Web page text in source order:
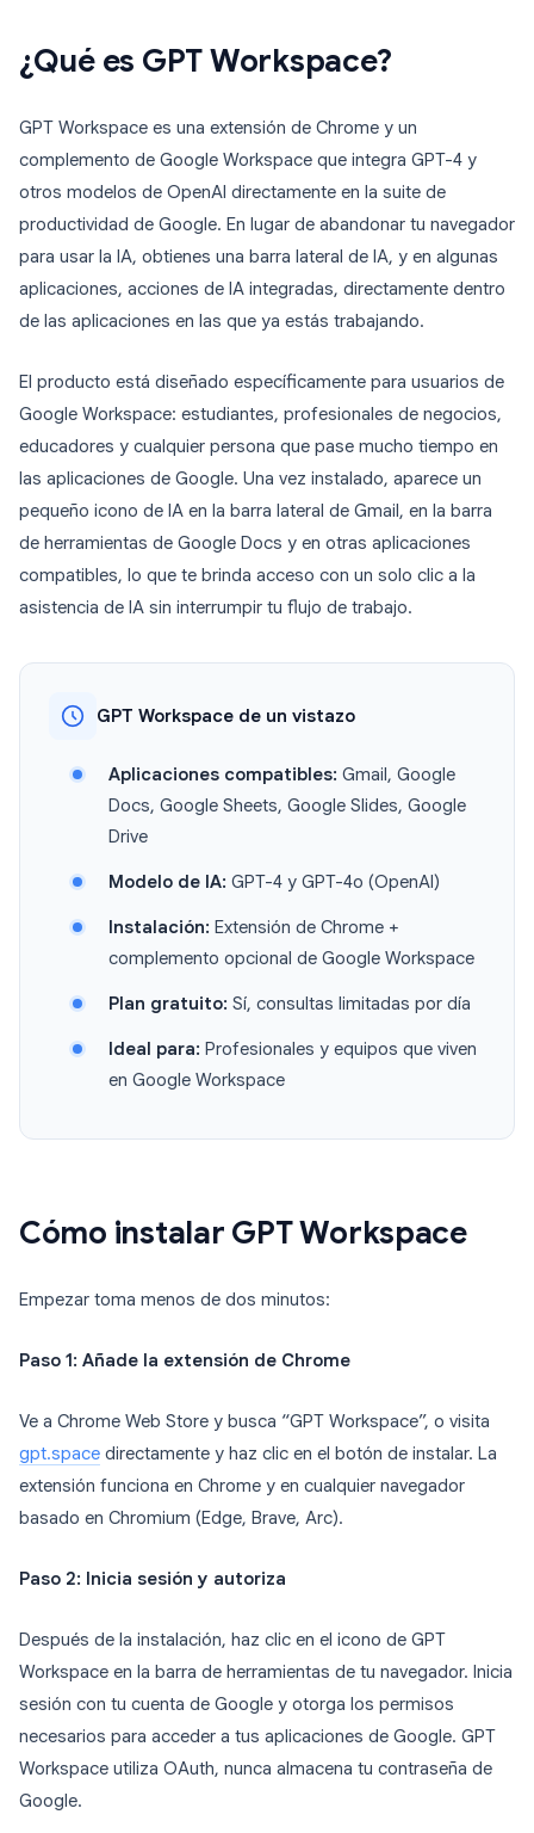
¿Qué es GPT Workspace?
GPT Workspace es una extensión de Chrome y un
complemento de Google Workspace que integra GPT-4 y
otros modelos de OpenAI directamente en la suite de
productividad de Google. En lugar de abandonar tu navegador
para usar la IA, obtienes una barra lateral de IA, y en algunas
aplicaciones, acciones de IA integradas, directamente dentro
de las aplicaciones en las que ya estás trabajando.
El producto está diseñado específicamente para usuarios de
Google Workspace: estudiantes, profesionales de negocios,
educadores y cualquier persona que pase mucho tiempo en
las aplicaciones de Google. Una vez instalado, aparece un
pequeño icono de IA en la barra lateral de Gmail, en la barra
de herramientas de Google Docs y en otras aplicaciones
compatibles, lo que te brinda acceso con un solo clic a la
asistencia de IA sin interrumpir tu flujo de trabajo.
GPT Workspace de un vistazo
Aplicaciones compatibles: Gmail, Google
Docs, Google Sheets, Google Slides, Google
Drive
Modelo de IA: GPT-4 y GPT-4o (OpenAI)
Instalación: Extensión de Chrome +
complemento opcional de Google Workspace
Plan gratuito: Sí, consultas limitadas por día
Ideal para: Profesionales y equipos que viven
en Google Workspace
Cómo instalar GPT Workspace
Empezar toma menos de dos minutos:
Paso 1: Añade la extensión de Chrome
Ve a Chrome Web Store y busca “GPT Workspace”, o visita
gpt.space directamente y haz clic en el botón de instalar. La
extensión funciona en Chrome y en cualquier navegador
basado en Chromium (Edge, Brave, Arc).
Paso 2: Inicia sesión y autoriza
Después de la instalación, haz clic en el icono de GPT
Workspace en la barra de herramientas de tu navegador. Inicia
sesión con tu cuenta de Google y otorga los permisos
necesarios para acceder a tus aplicaciones de Google. GPT
Workspace utiliza OAuth, nunca almacena tu contraseña de
Google.